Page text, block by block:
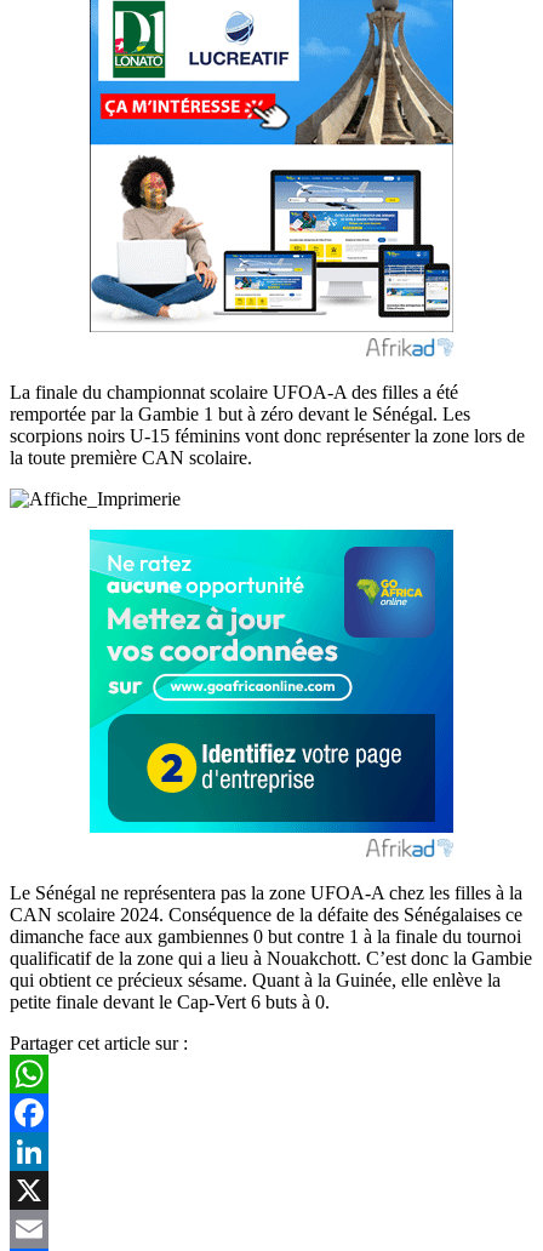
La finale du championnat scolaire UFOA-A des filles a été
remportée par la Gambie 1 but à zéro devant le Sénégal. Les
scorpions noirs U-15 féminins vont donc représenter la zone lors de
la toute première CAN scolaire.
Le Sénégal ne représentera pas la zone UFOA-A chez les filles à la
CAN scolaire 2024. Conséquence de la défaite des Sénégalaises ce
dimanche face aux gambiennes 0 but contre 1 à la finale du tournoi
qualificatif de la zone qui a lieu à Nouakchott. C’est donc la Gambie
qui obtient ce précieux sésame. Quant à la Guinée, elle enlève la
petite finale devant le Cap-Vert 6 buts à 0.
Partager cet article sur :
WhatsApp
Facebook
LinkedIn
X